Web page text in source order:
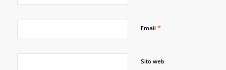
Email *
Sito web